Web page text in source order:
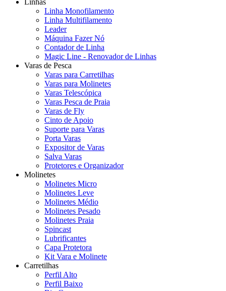
Linhas
Linha Monofilamento
Linha Multifilamento
Leader
Máquina Fazer Nó
Contador de Linha
Magic Line - Renovador de Linhas
Varas de Pesca
Varas para Carretilhas
Varas para Molinetes
Varas Telescópica
Varas Pesca de Praia
Varas de Fly
Cinto de Apoio
Suporte para Varas
Porta Varas
Expositor de Varas
Salva Varas
Protetores e Organizador
Molinetes
Molinetes Micro
Molinetes Leve
Molinetes Médio
Molinetes Pesado
Molinetes Praia
Spincast
Lubrificantes
Capa Protetora
Kit Vara e Molinete
Carretilhas
Perfil Alto
Perfil Baixo